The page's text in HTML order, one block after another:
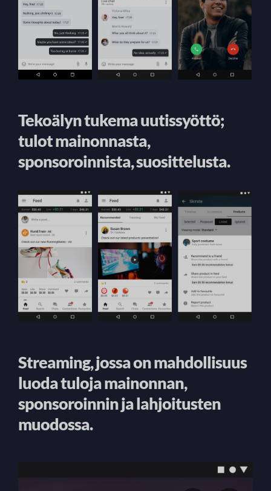
Tekoälyn tukema uutissyöttö;
tulot mainonnasta,
sponsoroinnista, suosittelusta.
Streaming, jossa on mahdollisuus
luoda tuloja mainonnan,
sponsoroinnin ja lahjoitusten
muodossa.